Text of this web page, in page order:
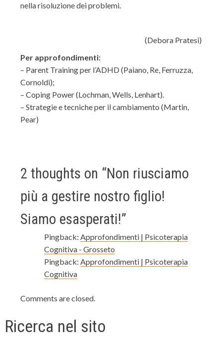
nella risoluzione dei problemi.
(Debora Pratesi)
Per approfondimenti:
– Parent Training per l’ADHD (Paiano, Re, Ferruzza,
Cornoldi);
– Coping Power (Lochman, Wells, Lenhart).
– Strategie e tecniche per il cambiamento (Martin,
Pear)
2 thoughts on “Non riusciamo
più a gestire nostro figlio!
Siamo esasperati!”
Pingback: Approfondimenti | Psicoterapia
Cognitiva - Grosseto
Pingback: Approfondimenti | Psicoterapia
Cognitiva
Comments are closed.
Ricerca nel sito